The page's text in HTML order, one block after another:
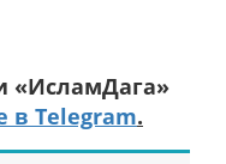
«ИсламДага»
в Telegram.